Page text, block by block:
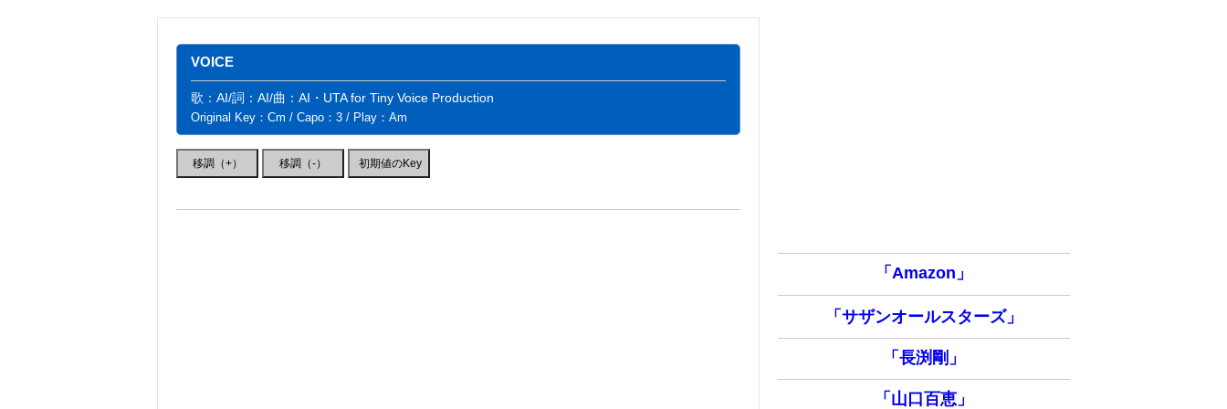
VOICE
歌：AI/詞：AI/曲：AI・UTA for Tiny Voice Production
Original Key：Cm / Capo：3 / Play：Am
「Amazon」
「サザンオールスターズ」
「長渕剛」
「山口百恵」